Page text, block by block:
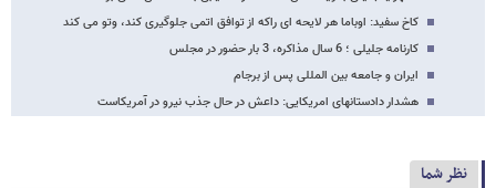
کاخ سفید: اوباما هر لایحه ای راکه از توافق اتمی جلوگیری کند، وتو می کند
کارنامه جلیلی ؛ 6 سال مذاکره، 3 بار حضور در مجلس
ایران و جامعه بین المللی پس از برجام
هشدار دادستانهای امریکایی: داعش در حال جذب نیرو در آمریکاست
نظر شما